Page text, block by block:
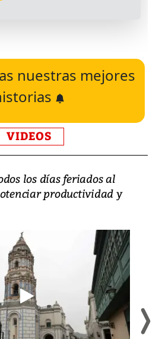
nuestras mejores
VIDEOS
los días feriados al
productividad y